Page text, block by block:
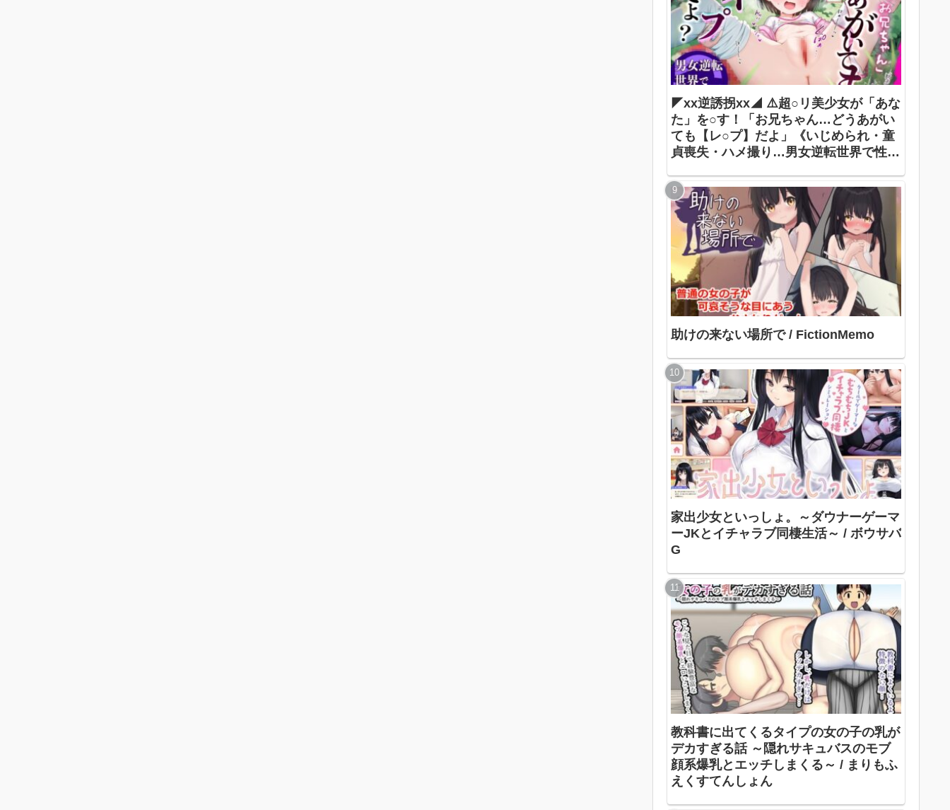
◤xx逆誘拐xx◢ ⚠️超○リ美少女が「あな
た」を○す！「お兄ちゃん…どうあがい
ても【レ○プ】だよ」《いじめられ・童
貞喪失・ハメ撮り…男女逆転世界で性犯
色
助けの来ない場所で / FictionMemo
家出少女といっしょ。～ダウナーゲーマ
ーJKとイチャラブ同棲生活～ / ボウサバ
G
教科書に出てくるタイプの女の子の乳が
デカすぎる話 ～隠れサキュバスのモブ
顔系爆乳とエッチしまくる～ / まりもふ
えくすてんしょん